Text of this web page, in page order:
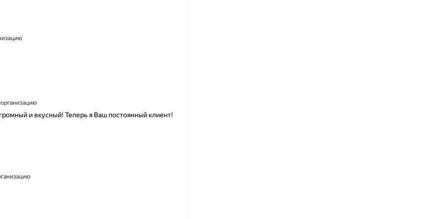
организацию
и вкусный! Теперь я Ваш постоянный клиент!